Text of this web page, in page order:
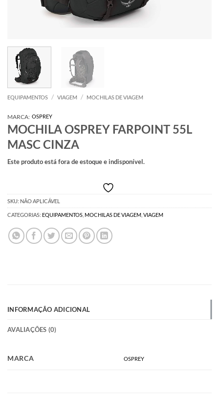
EQUIPAMENTOS / VIAGEM / MOCHILAS DE VIAGEM
MARCA: OSPREY
MOCHILA OSPREY FARPOINT 55L
MASC CINZA
Este produto está fora de estoque e indisponível.
SKU: NÃO APLICÁVEL
CATEGORIAS: EQUIPAMENTOS MOCHILAS DE VIAGEM VIAGEM
INFORMAÇÃO ADICIONAL
AVALIAÇÕES (0)
MARCA OSPREY